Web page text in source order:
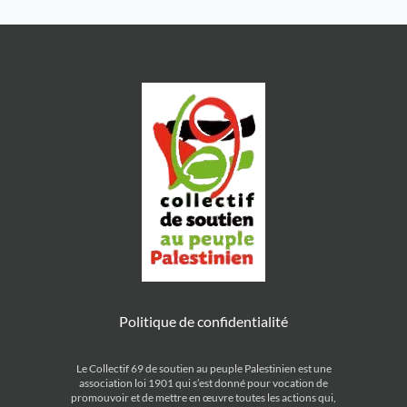
Politique de confidentialité
Le Collectif 69 de soutien au peuple Palestinien est une
association loi 1901 qui s’est donné pour vocation de
promouvoir et de mettre en œuvre toutes les actions qui,